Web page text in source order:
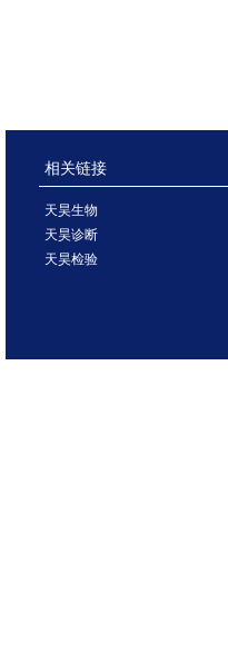
相关链接
天昊生物
天昊诊断
天昊检验